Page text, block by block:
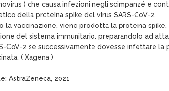
) che causa infezioni negli scimpanzé e
della proteina spike del virus SARS-CoV-2.
la vaccinazione, viene prodotta la proteina spike,
del sistema immunitario, preparandolo ad
CoV-2 se successivamente dovesse infettare la
( Xagena )
AstraZeneca, 2021